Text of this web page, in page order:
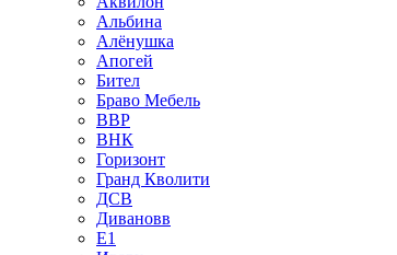
Альбина
Алёнушка
Апогей
Бител
Браво Мебель
ВВР
ВНК
Горизонт
Гранд Кволити
ДСВ
Дивановв
Е1